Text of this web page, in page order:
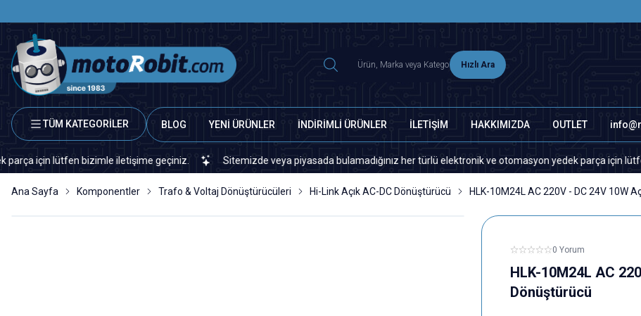
Hızlı Ara
TÜM KATEGORİLER BLOG YENİ ÜRÜNLER İNDİRİMLİ ÜRÜNLER İLETİŞİM HAKKIMIZDA OUTLET
lütfen bizimle iletişime geçiniz. Sitemizde veya piyasada bulamadığınız her türlü elektronik ve otomasyon yedek parça için lütfen
Ana Sayfa Komponentler Trafo & Voltaj Dönüştürücüleri Hi-Link Açık AC-DC Dönüştürücü HLK-10M24L AC 220V - DC 24V 10W
0 Yorum
HLK-10M24L AC
Dönüştürücü